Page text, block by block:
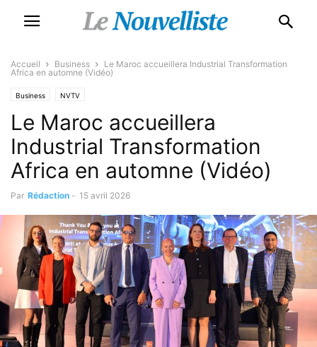
Accueil Business
Le Maroc accueillera Industrial Transformation
Africa en automne (Vidéo)
Business NVTV
Le Maroc accueillera
Industrial Transformation
Africa en automne (Vidéo)
Par Rédaction - 15 avril 2026